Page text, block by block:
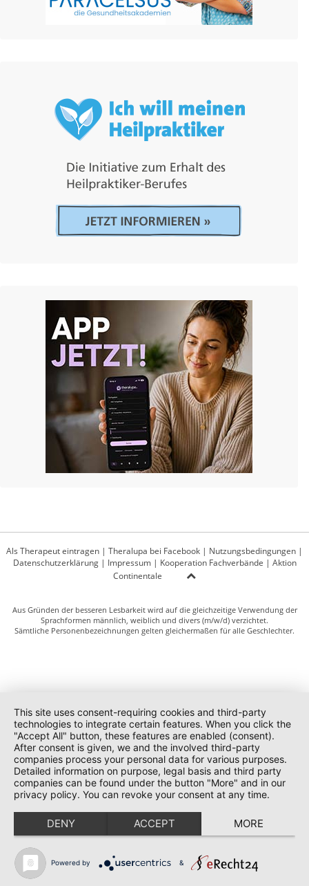
Als Therapeut eintragen | Theralupa bei Facebook | Nutzungsbedingungen |
Datenschutzerklärung| Impressum| Kooperation Fachverbände | Aktion
Continentale
Aus Gründen der besseren Lesbarkeit wird auf die gleichzeitige Verwendung der
Sprachformen männlich, weiblich und divers (m/w/d) verzichtet.
Sämtliche Personenbezeichnungen gelten gleichermaßen für alle Geschlechter.
This site uses consent-requiring cookies and third-party
technologies to integrate certain features. When you click the
"Accept All" button, these features are enabled (consent).
After consent is given, we and the involved third-party
companies process your personal data for various purposes.
Detailed information on purpose, legal basis and third party
companies can be found under the button "More" and in our
privacy policy. You can revoke your consent at any time.
DENY ACCEPT MORE
Powered by &